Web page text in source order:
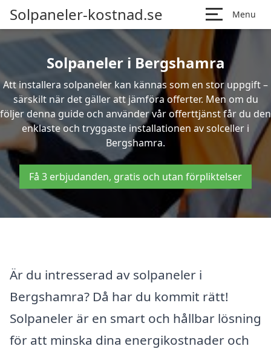
Solpaneler-kostnad.se Menu
Solpaneler i Bergshamra
Att installera solpaneler kan kännas som en stor uppgift –
särskilt när det gäller att jämföra offerter. Men om du
följer denna guide och använder vår offerttjänst får du den
enklaste och tryggaste installationen av solceller i
Bergshamra.
Få 3 erbjudanden, gratis och utan förpliktelser
Är du intresserad av solpaneler i
Bergshamra? Då har du kommit rätt!
Solpaneler är en smart och hållbar lösning
för att minska dina energikostnader och